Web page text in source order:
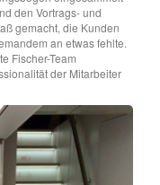
den Vortrags- und
gemacht, die Kunden
an etwas fehlte.
Fischer-Team
der Mitarbeiter